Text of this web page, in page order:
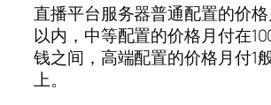
直播平台服务器普通配置的价
以内，中等配置的价格月付在
钱之间，高端配置的价格月付1
上。